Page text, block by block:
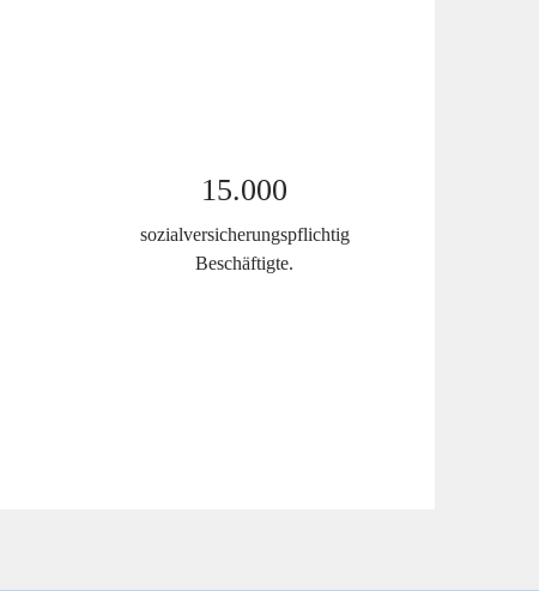
15.000
sozialversicherungspflichtig
Beschäftigte.